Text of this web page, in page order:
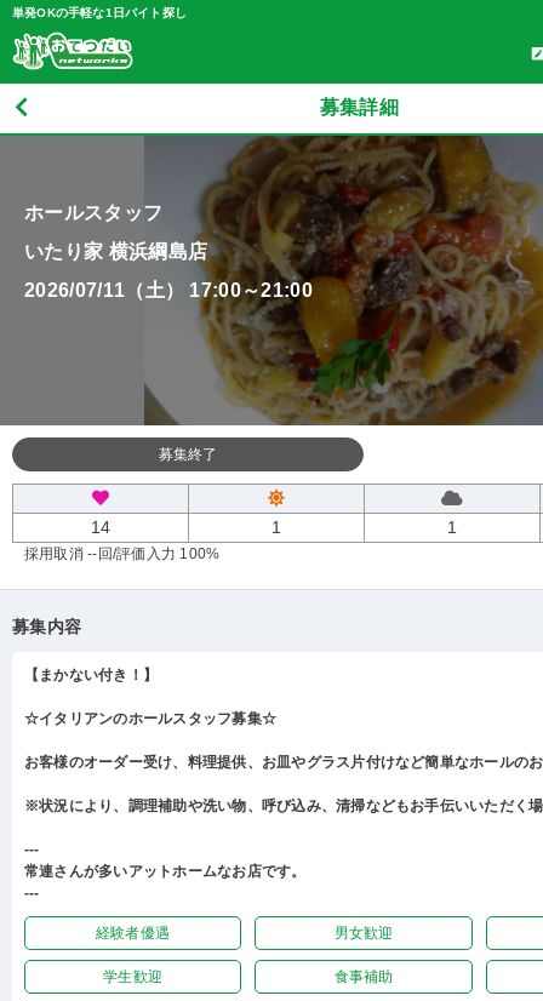
単発OKの手軽な1日バイト探し
募集詳細
ホールスタッフ
いたり家 横浜綱島店
2026/07/11（土） 17:00～21:00
募集終了
14 1 1
採用取消 --回/評価入力 100%
募集内容
【まかない付き！】
☆イタリアンのホールスタッフ募集☆
お客様のオーダー受け、料理提供、お皿やグラス片付けなど簡単なホールの
※状況により、調理補助や洗い物、呼び込み、清掃などもお手伝いいただく
---
常連さんが多いアットホームなお店です。
---
経験者優遇 男女歓迎
学生歓迎 食事補助